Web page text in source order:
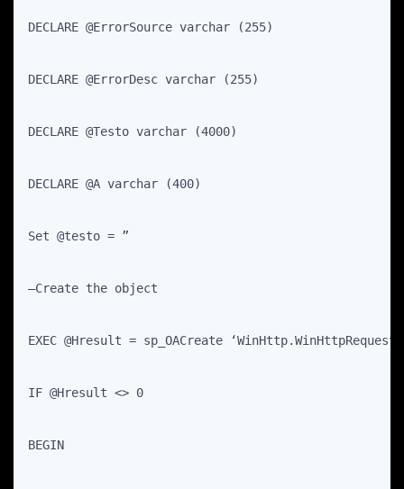
DECLARE @ErrorSource varchar (255)
DECLARE @ErrorDesc varchar (255)
DECLARE @Testo varchar (4000)
DECLARE @A varchar (400)
Set @testo = ”
–Create the object
EXEC @Hresult = sp_OACreate
IF @Hresult <> 0
BEGIN